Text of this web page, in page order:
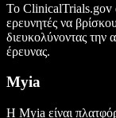
Το ClinicalTrials.gov
ερευνητές να
διευκολύνοντας την
έρευνας.
Myia
Η Myia είναι